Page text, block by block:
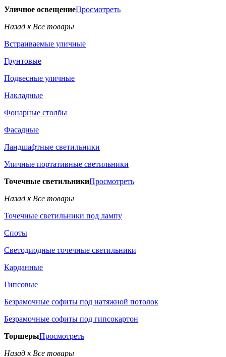
Уличное освещениеПросмотреть
Назад к Все товары
Встраиваемые уличные
Грунтовые
Подвесные уличные
Накладные
Фонарные столбы
Фасадные
Ландшафтные светильники
Уличные портативные светильники
Точечные светильникиПросмотреть
Назад к Все товары
Точечные светильники под лампу
Споты
Светодиодные точечные светильники
Карданные
Гипсовые
Безрамочные софиты под натяжной потолок
Безрамочные софиты под гипсокартон
ТоршерыПросмотреть
Назад к Все товары